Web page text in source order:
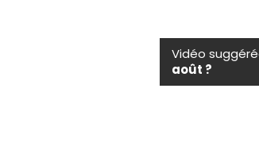
Vidéo
août ?